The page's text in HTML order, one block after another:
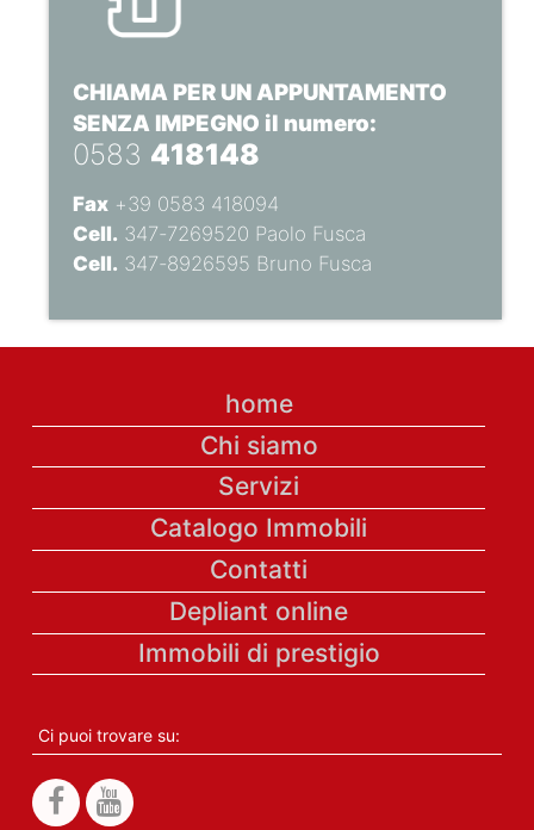
CHIAMA PER UN APPUNTAMENTO
SENZA IMPEGNO il numero:
0583 418148
Fax+39 0583 418094
Cell. 347-7269520 Paolo Fusca
Cell. 347-8926595 Bruno Fusca
home
Chi siamo
Servizi
Catalogo Immobili
Contatti
Depliant online
Immobili di prestigio
Ci puoi trovare su: